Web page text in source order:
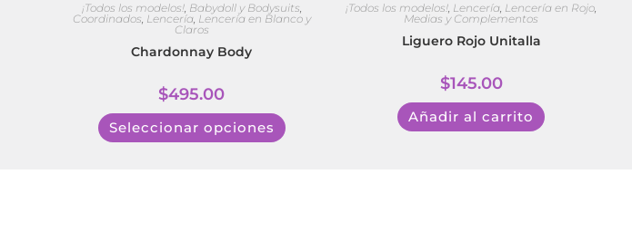
¡Todos los modelos!, Babydoll y Bodysuits,
Coordinados, Lencería, Lencería en Blanco y
Claros
Chardonnay Body
$495.00
Seleccionar opciones
¡Todos los modelos!, Lencería, Lencería en Rojo,
Medias y Complementos
Liguero Rojo Unitalla
$145.00
Añadir al carrito